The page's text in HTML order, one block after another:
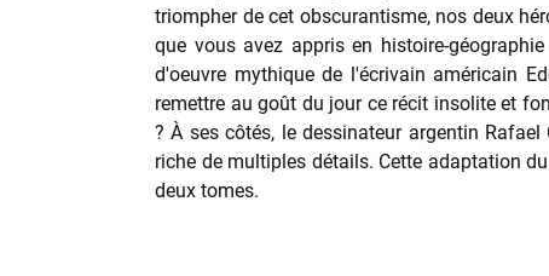
triompher de cet obscurantisme, nos deux
que vous avez appris en histoire-
d'oeuvre mythique de l'écrivain américain
remettre au goût du jour ce récit insolite et
? À ses côtés, le dessinateur argentin
riche de multiples détails. Cette adaptation
deux tomes.